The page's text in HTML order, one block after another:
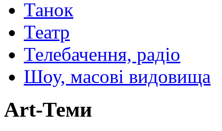
Танок
Театр
Телебачення, радіо
Шоу, масові видовища
Art-Теми